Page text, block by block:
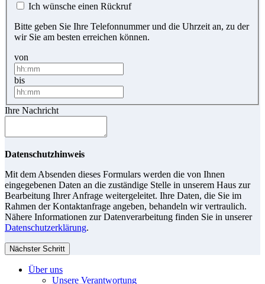
Ich wünsche einen Rückruf
Bitte geben Sie Ihre Telefonnummer und die Uhrzeit an, zu der
wir Sie am besten erreichen können.
von
bis
Ihre Nachricht
Datenschutzhinweis
Mit dem Absenden dieses Formulars werden die von Ihnen
eingegebenen Daten an die zuständige Stelle in unserem Haus zur
Bearbeitung Ihrer Anfrage weitergeleitet. Ihre Daten, die Sie im
Rahmen der Kontaktanfrage angeben, behandeln wir vertraulich.
Nähere Informationen zur Datenverarbeitung finden Sie in unserer
Datenschutzerklärung.
Nächster Schritt
Über uns
Unsere Verantwortung